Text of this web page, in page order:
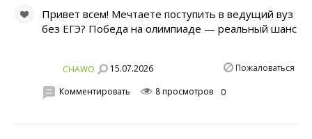
Привет всем! Мечтаете поступить в ведущий вуз
без ЕГЭ? Победа на олимпиаде — реальный шанс
CHAWO 15.07.2026 Пожаловаться
Комментировать 8 просмотров 0